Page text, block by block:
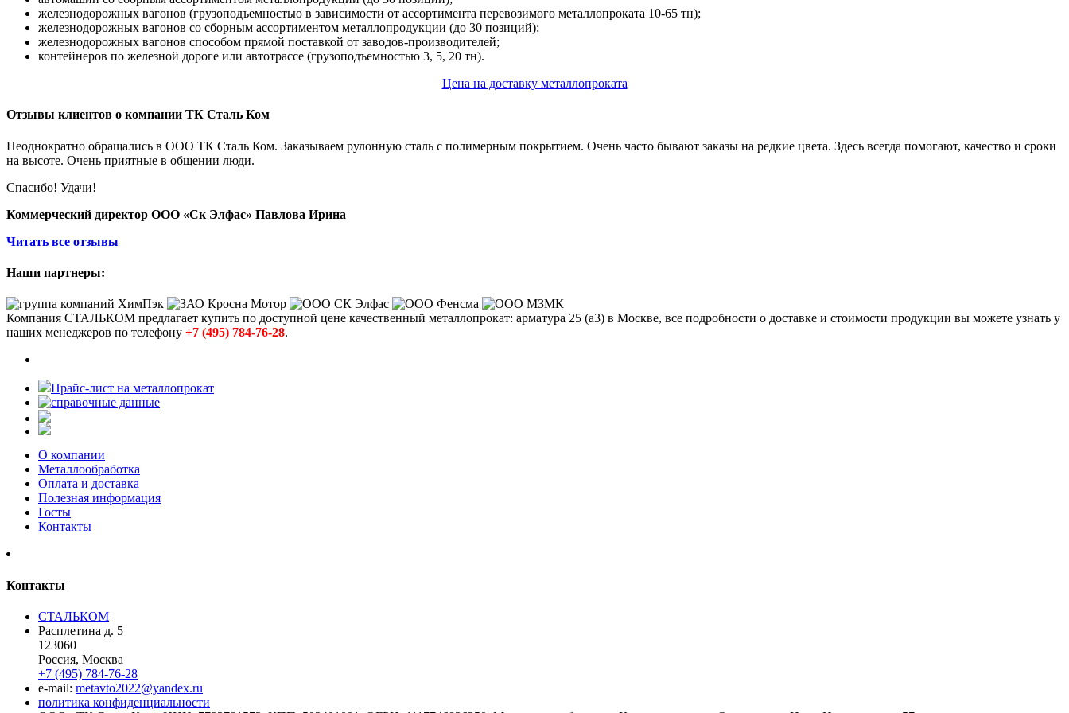
железнодорожных вагонов (грузоподъемностью в зависимости от ассортимента перевозимого металлопроката 10-65 тн);
железнодорожных вагонов со сборным ассортиментом металлопродукции (до 30 позиций);
железнодорожных вагонов способом прямой поставкой от заводов-производителей;
контейнеров по железной дороге или автотрассе (грузоподъемностью 3, 5, 20 тн).
Цена на доставку металлопроката
Отзывы клиентов о компании ТК Сталь Ком
Неоднократно обращались в ООО ТК Сталь Ком. Заказываем рулонную сталь с полимерным покрытием. Очень часто бывают заказы на редкие цвета. Здесь всегда помогают, качество и сроки
на высоте. Очень приятные в общении люди.
Спасибо! Удачи!
Коммерческий директор ООО «Ск Элфас» Павлова Ирина
Читать все отзывы
Наши партнеры:
Компания СТАЛЬКОМ предлагает купить по доступной цене качественный металлопрокат: арматура 25 (а3) в Москве, все подробности о доставке и стоимости продукции вы можете узнать у
наших менеджеров по телефону +7 (495) 784-76-28.
Прайс-лист на металлопрокат
О компании
Металлообработка
Оплата и доставка
Полезная информация
Госты
Контакты
Контакты
СТАЛЬКОМ
Расплетина д. 5
123060
Россия, Москва
+7 (495) 784-76-28
e-mail: metavto2022@yandex.ru
политика конфиденциальности